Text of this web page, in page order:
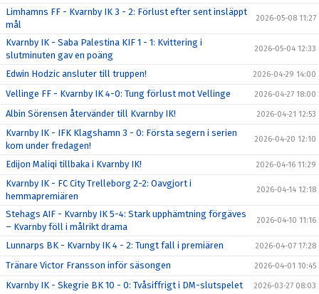
Limhamns FF - Kvarnby IK 3 - 2: Förlust efter sent insläppt
mål
2026-05-08 11:27
Kvarnby IK - Saba Palestina KIF 1 - 1: Kvittering i
slutminuten gav en poäng
2026-05-04 12:33
Edwin Hodzic ansluter till truppen! 2026-04-29 14:00
Vellinge FF - Kvarnby IK 4-0: Tung förlust mot Vellinge 2026-04-27 18:00
Albin Sörensen återvänder till Kvarnby IK! 2026-04-21 12:53
Kvarnby IK - IFK Klagshamn 3 - 0: Första segern i serien
kom under fredagen!
2026-04-20 12:10
Edijon Maliqi tillbaka i Kvarnby IK! 2026-04-16 11:29
Kvarnby IK - FC City Trelleborg 2-2: Oavgjort i
hemmapremiären
2026-04-14 12:18
Stehags AIF - Kvarnby IK 5-4: Stark upphämtning förgäves
– Kvarnby föll i målrikt drama
2026-04-10 11:16
Lunnarps BK - Kvarnby IK 4 - 2: Tungt fall i premiären 2026-04-07 17:28
Tränare Victor Fransson inför säsongen 2026-04-01 10:45
Kvarnby IK - Skegrie BK 10 - 0: Tvåsiffrigt i DM-slutspelet 2026-03-27 08:03